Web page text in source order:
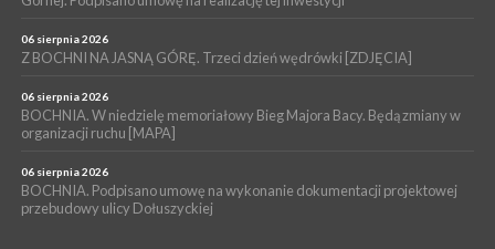
06 sierpnia 2026
Z BOCHNI NA JASNĄ GÓRĘ. Trzeci dzień wędrówki [ZDJĘCIA]
06 sierpnia 2026
BOCHNIA. W niedzielę memoriałowy Bieg Majora Bacy. Będą zmiany w
organizacji ruchu [MAPA]
06 sierpnia 2026
BOCHNIA. Podpisano umowę na wykonanie dokumentacji projektowej
przebudowy ulicy Dołuszyckiej